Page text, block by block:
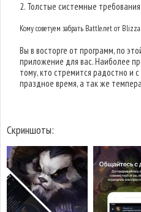
2. Толстые системные требования.
Кому советуем забрать Battle.net от
Вы в восторге от программ, по
приложение для вас. Наиболее
тому, кто стремится радостно и
праздное время, а так же
Скриншоты: